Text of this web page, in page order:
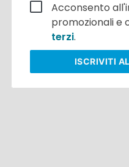
Acconsento
promozionali e
terzi.
ISCRIVITI